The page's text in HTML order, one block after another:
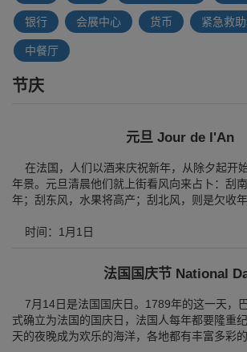
银行 会展中心 货币 紧急救
中餐厅
节庆
元旦 Jour de l'An
在法国，人们以酒来庆祝新年，从除夕起开
年景。元旦清晨他们就上街看风向来占卜：刮
年；刮东风，水果将高产；刮北风，则是欠收年
时间：1月1日
法国国庆节 National
7月14日是法国国庆日。1789年的这一天，
式确立为法国的国庆日，法国人每年都要隆重
天的夜晚成为欢乐的海洋，各地都有丰富多彩的